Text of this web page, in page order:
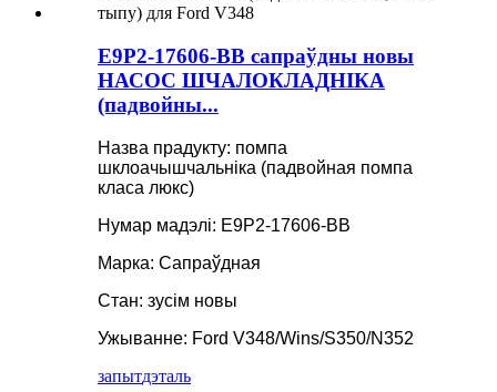
E9P2-17606-BB сапраўдны новы
НАСОС ШЧАЛОКЛАДНІКА
(падвойны...
Назва прадукту: помпа
шклоачышчальніка (падвойная помпа
класа люкс)
Нумар мадэлі: E9P2-17606-BB
Марка: Сапраўдная
Стан: зусім новы
Ужыванне: Ford V348/Wins/S350/N352
запытдэталь